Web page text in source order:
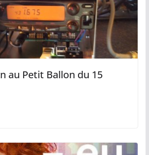
au Petit Ballon du 15